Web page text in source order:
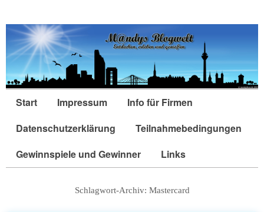
Start Impressum
Info für Firmen
Datenschutzerklärung
Teilnahmebedingungen
Gewinnspiele und Gewinner
Links
Schlagwort-Archiv: Mastercard